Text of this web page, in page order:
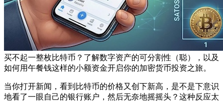
买不起一整枚比特币？了解数字资产的可分割性（聪），以及
如何用午餐钱这样的小额资金开启你的加密货币投资之旅。
当你打开新闻，看到比特币的价格又创下新高，是不是下意识
地看了一眼自己的银行账户，然后无奈地摇摇头？这种反应太